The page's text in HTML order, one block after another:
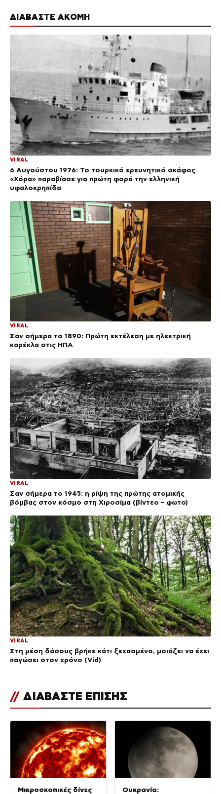
ΔΙΑΒΑΣΤΕ ΑΚΟΜΗ
VIRAL
6 Αυγούστου 1976: Το τουρκικό ερευνητικό σκάφος
«Χόρα» παραβίασε για πρώτη φορά την ελληνική
υφαλοκρηπίδα
VIRAL
Σαν σήμερα το 1890: Πρώτη εκτέλεση με ηλεκτρική
καρέκλα στις ΗΠΑ
VIRAL
Σαν σήμερα το 1945: η ρίψη της πρώτης ατομικής
βόμβας στον κόσμο στη Χιροσίμα (βίντεο – φωτο)
VIRAL
Στη μέση δάσους βρήκε κάτι ξεχασμένο, μοιάζει να έχει
παγώσει στον χρόνο (Vid)
// ΔΙΑΒΑΣΤΕ ΕΠΙΣΗΣ
Μικροσκοπικές δίνες
Ουκρανία: